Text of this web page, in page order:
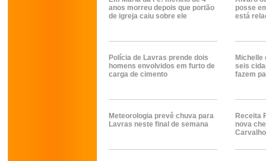
anos morreu depois que portão
de igreja caiu sobre ele
posse
está
Polícia de Lavras prende dois
homens envolvidos em furto de
carga de cimento
Michelle
seis
fazem
Meteorologia prevê chuva para
Lavras neste final de semana
Receita
nova
Carvalho